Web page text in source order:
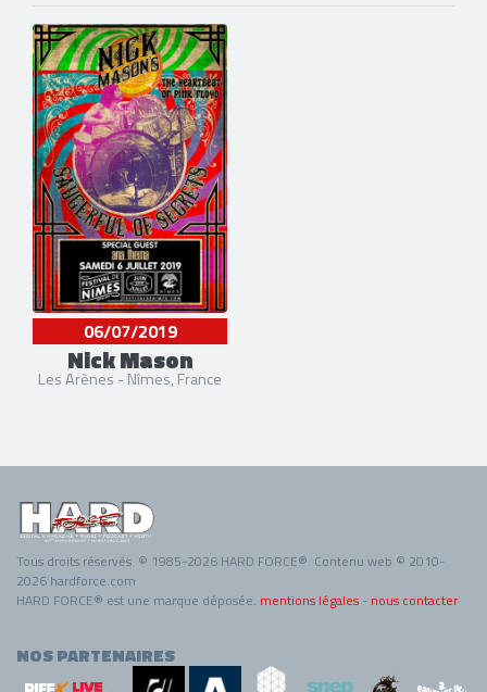
06/07/2019
Nick Mason
Les Arènes - Nîmes, France
Tous droits réservés. © 1985-2026 HARD FORCE®. Contenu web © 2010-
2026 hardforce.com
HARD FORCE® est une marque déposée. mentions légales - nous contacter
NOS PARTENAIRES